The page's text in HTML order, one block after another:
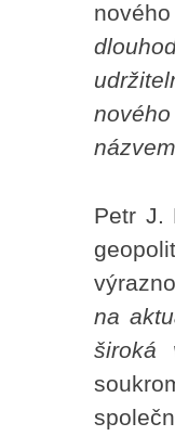
Petr J.
na
široká